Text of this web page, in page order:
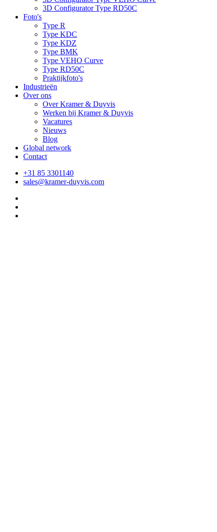
3D Configurator Type RD50C
Foto's
Type R
Type KDC
Type KDZ
Type BMK
Type VEHO Curve
Type RD50C
Praktijkfoto's
Industrieën
Over ons
Over Kramer & Duyvis
Werken bij Kramer & Duyvis
Vacatures
Nieuws
Blog
Global network
Contact
+31 85 3301140
sales@kramer-duyvis.com